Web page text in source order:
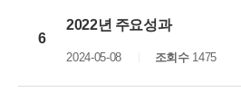
6
2022년 주요성과
2024-05-08 조회수1475